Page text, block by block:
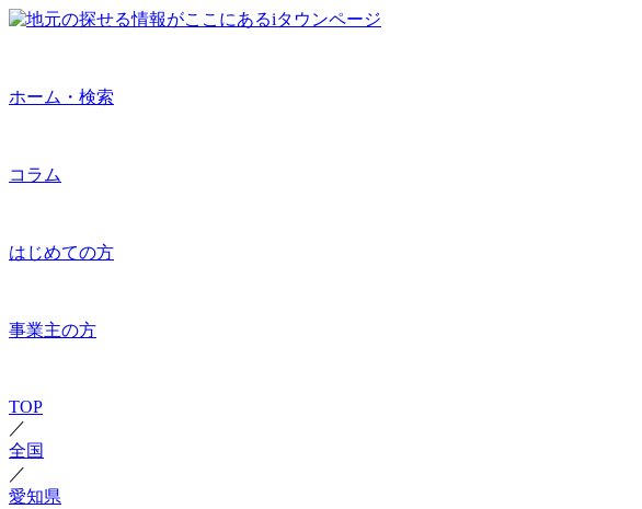
ホーム・検索
コラム
はじめての方
事業主の方
TOP
／
全国
／
愛知県